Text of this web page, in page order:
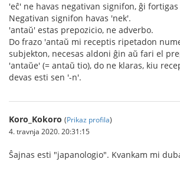
'eĉ' ne havas negativan signifon, ĝi
Negativan signifon havas 'nek'.
'antaŭ' estas prepozicio, ne adverbo.
Do frazo 'antaŭ mi receptis ripetadon
subjekton, necesas aldoni ĝin aŭ fari el
'antaŭe' (= antaŭ tio), do ne klaras, kiu
devas esti sen '-n'.
Koro_Kokoro (Prikaz profila)
4. travnja 2020. 20:31:15
Ŝajnas esti "japanologio". Kvankam mi